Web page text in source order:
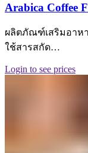
Arabica Coffee
ผลิตภัณฑ์เสริมอาห
ใช้สารสกัด…
Login to see prices